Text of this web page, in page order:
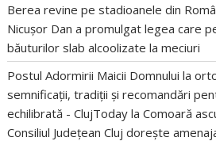
Berea revine pe stadioanele din
Nicușor Dan a promulgat legea care
băuturilor slab alcoolizate la meciuri
Postul Adormirii Maicii Domnului la
semnificații, tradiții și recomandări
echilibrată - ClujToday laComoară
Consiliul Județean Cluj dorește